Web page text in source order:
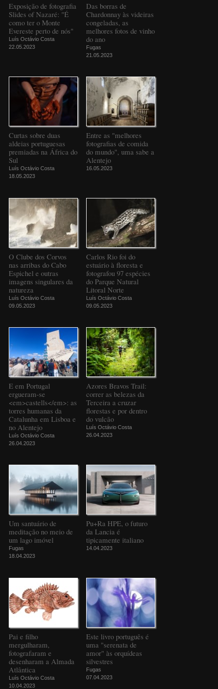
Exposição de fotografia
Slides of Nazaré: "É
como ter o Monte
Evereste perto de nós"
Luís Octávio Costa
22.05.2023
Das borras de
Chardonnay às videiras
congeladas, as
melhores fotos de vinho
do ano
Fugas
21.05.2023
Curtas sobre duas
aldeias portuguesas
premiadas na África do
Sul
Luís Octávio Costa
18.05.2023
Entre as "melhores
fotografias de comida
do mundo", uma sabe a
Alentejo
16.05.2023
O Clube dos Corvos
nas arribas do Cabo
Espichel e outras
imagens singulares da
natureza
Luís Octávio Costa
09.05.2023
Carlos Rio foi do
estuário à floresta e
fotografou 97 espécies
do Parque Natural
Litoral Norte
Luís Octávio Costa
09.05.2023
E em Portugal
ergueram-se
<em>castells</em>: as
torres humanas da
Catalunha em Lisboa e
no Alentejo
Luís Octávio Costa
26.04.2023
Azores Bravos Trail:
correr as belezas da
Terceira a cruzar
florestas e por dentro
do vulcão
Luís Octávio Costa
26.04.2023
Um santuário de
meditação no meio de
um lago imóvel
Fugas
18.04.2023
Pu+Ra HPE, o futuro
da Lancia é
tipicamente italiano
14.04.2023
Pai e filho
mergulharam,
fotografaram e
desenharam a Almada
Atlântica
Luís Octávio Costa
10.04.2023
Este livro português é
uma "serenata de
amor" às orquídeas
silvestres
Fugas
07.04.2023